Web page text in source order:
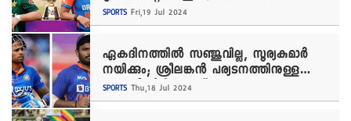
ജയത്തോടെ തുടക്കം
SPORTS Fri,19 Jul 2024
ഏകദിനത്തിൽ സഞ്ജുവില്ല, സൂര്യകുമാർ
നയിക്കും; ശ്രീലങ്കൻ പര്യടനത്തിനുള്ള
ഇന്ത്യൻ ടീമിലുള്ളത് ഇവരൊക്കെ
SPORTS Thu,18 Jul 2024